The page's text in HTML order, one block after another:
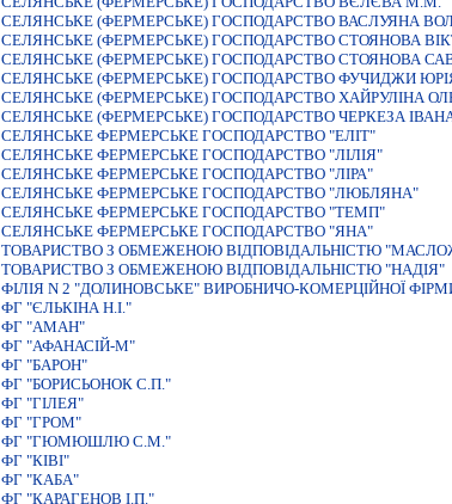
СЕЛЯНСЬКЕ (ФЕРМЕРСЬКЕ) ГОСПОДАРСТВО ВАСЛУЯНА
СЕЛЯНСЬКЕ (ФЕРМЕРСЬКЕ) ГОСПОДАРСТВО СТОЯНОВА
СЕЛЯНСЬКЕ (ФЕРМЕРСЬКЕ) ГОСПОДАРСТВО СТОЯНОВА
СЕЛЯНСЬКЕ (ФЕРМЕРСЬКЕ) ГОСПОДАРСТВО ФУЧИДЖИ
СЕЛЯНСЬКЕ (ФЕРМЕРСЬКЕ) ГОСПОДАРСТВО ХАЙРУЛIНА
СЕЛЯНСЬКЕ (ФЕРМЕРСЬКЕ) ГОСПОДАРСТВО ЧЕРКЕЗА
СЕЛЯНСЬКЕ ФЕРМЕРСЬКЕ ГОСПОДАРСТВО "ЕЛІТ"
СЕЛЯНСЬКЕ ФЕРМЕРСЬКЕ ГОСПОДАРСТВО "ЛIЛIЯ"
СЕЛЯНСЬКЕ ФЕРМЕРСЬКЕ ГОСПОДАРСТВО "ЛІРА"
СЕЛЯНСЬКЕ ФЕРМЕРСЬКЕ ГОСПОДАРСТВО "ЛЮБЛЯНА"
СЕЛЯНСЬКЕ ФЕРМЕРСЬКЕ ГОСПОДАРСТВО "ТЕМП"
СЕЛЯНСЬКЕ ФЕРМЕРСЬКЕ ГОСПОДАРСТВО "ЯНА"
ТОВАРИСТВО З ОБМЕЖЕНОЮ ВIДПОВIДАЛЬНIСТЮ
ТОВАРИСТВО З ОБМЕЖЕНОЮ ВІДПОВІДАЛЬНІСТЮ "НАДІЯ"
ФІЛІЯ N 2 "ДОЛИНОВСЬКЕ" ВИРОБНИЧО-КОМЕРЦІЙНОЇ
ФГ "ЄЛЬКІНА Н.І."
ФГ "АМАН"
ФГ "АФАНАСІЙ-М"
ФГ "БАРОН"
ФГ "БОРИСЬОНОК С.П."
ФГ "ГІЛЕЯ"
ФГ "ГРОМ"
ФГ "ГЮМЮШЛЮ С.М."
ФГ "КІВІ"
ФГ "КАБА"
ФГ "КАРАГЕНОВ І.П."